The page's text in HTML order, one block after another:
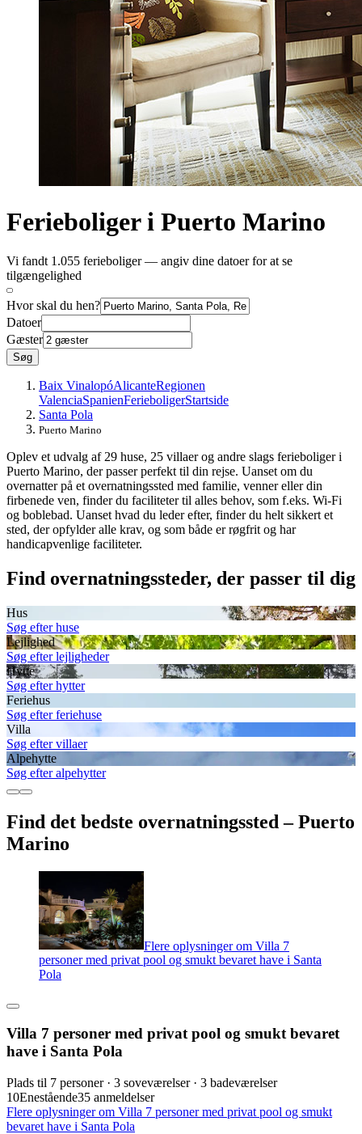
Ferieboliger i Puerto Marino
Vi fandt 1.055 ferieboliger — angiv dine datoer for at se
tilgængelighed
Hvor skal du hen?
Datoer
Gæster
Søg
Baix VinalopóAlicanteRegionen
ValenciaSpanienFerieboligerStartside
Santa Pola
Puerto Marino
Oplev et udvalg af 29 huse, 25 villaer og andre slags ferieboliger i
Puerto Marino, der passer perfekt til din rejse. Uanset om du
overnatter på et overnatningssted med familie, venner eller din
firbenede ven, finder du faciliteter til alles behov, som f.eks. Wi-Fi
og boblebad. Uanset hvad du leder efter, finder du helt sikkert et
sted, der opfylder alle krav, og som både er røgfrit og har
handicapvenlige faciliteter.
Find overnatningssteder, der passer til dig
Hus
Søg efter huse
Lejlighed
Søg efter lejligheder
Hytte
Søg efter hytter
Feriehus
Søg efter feriehuse
Villa
Søg efter villaer
Alpehytte
Søg efter alpehytter
Find det bedste overnatningssted – Puerto
Marino
Flere oplysninger om Villa 7
personer med privat pool og smukt bevaret have i Santa
Pola
Villa 7 personer med privat pool og smukt bevaret
have i Santa Pola
Plads til 7 personer · 3 soveværelser · 3 badeværelser
10Enestående35 anmeldelser
Flere oplysninger om Villa 7 personer med privat pool og smukt
bevaret have i Santa Pola